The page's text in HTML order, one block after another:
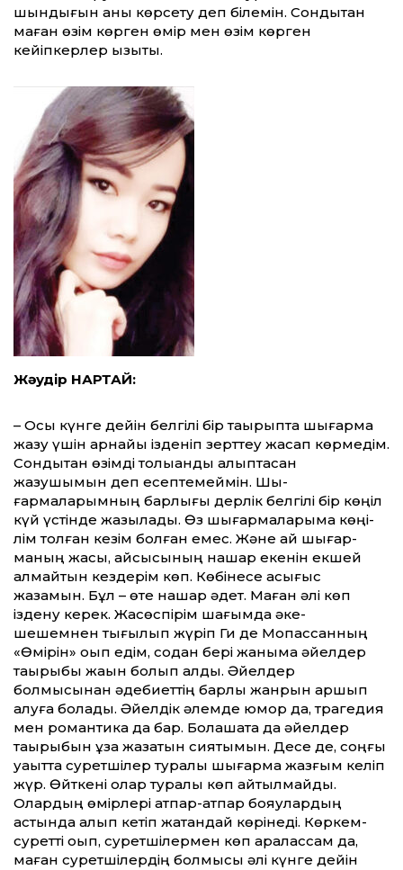
шындығын анық көр­сету деп білемін. Сондықтан
маған өзім көрген өмір мен өзім көрген
кейіпкерлер қызықты.
Жәудір НАРТАЙ:
– Осы күнге дейін белгілі бір тақырыпта шы­ғарма
жазу үшін арнайы ізденіп зерттеу жа­сап көрмедім.
Сондықтан өзімді толыққанды қа­лып­тасқан
жазушымын деп есептемеймін. Шы­
ғармаларымның барлығы дерлік бел­гілі бір көңіл
күй үстінде жазылады. Өз шығар­ма­ла­рыма көңі­
лім толған кезім болған емес. Және қай шы­ғар­
маның жақсы, қайсысының нашар екенін екшей
алмайтын кездерім көп. Көбінесе асығыс
жазамын. Бұл – өте нашар әдет. Маған әлі көп
іздену керек. Жасөспірім шағымда әке-
шешемнен тығылып жүріп Ги де Мопассанның
«Өмірін» оқып едім, содан бері жаныма әйелдер
тақырыбы жақын болып алды. Әйелдер
болмысынан әдебиеттің барлық жанрын аршып
алуға болады. Әйелдік әлемде юмор да, трагедия
мен романтика да бар. Болашақта да әйелдер
тақырыбын ұзақ жазатын сияқтымын. Десе де, соңғы
уақытта суретшілер туралы шығарма жазғым келіп
жүр. Өйткені олар туралы көп айтылмайды.
Олардың өмірлері қатпар-қатпар бояулардың
астында қалып кетіп жатқандай көрінеді. Көркем-
суретті оқып, суретшілермен көп ара­лассам да,
маған суретшілердің болмысы әлі күнге дейін